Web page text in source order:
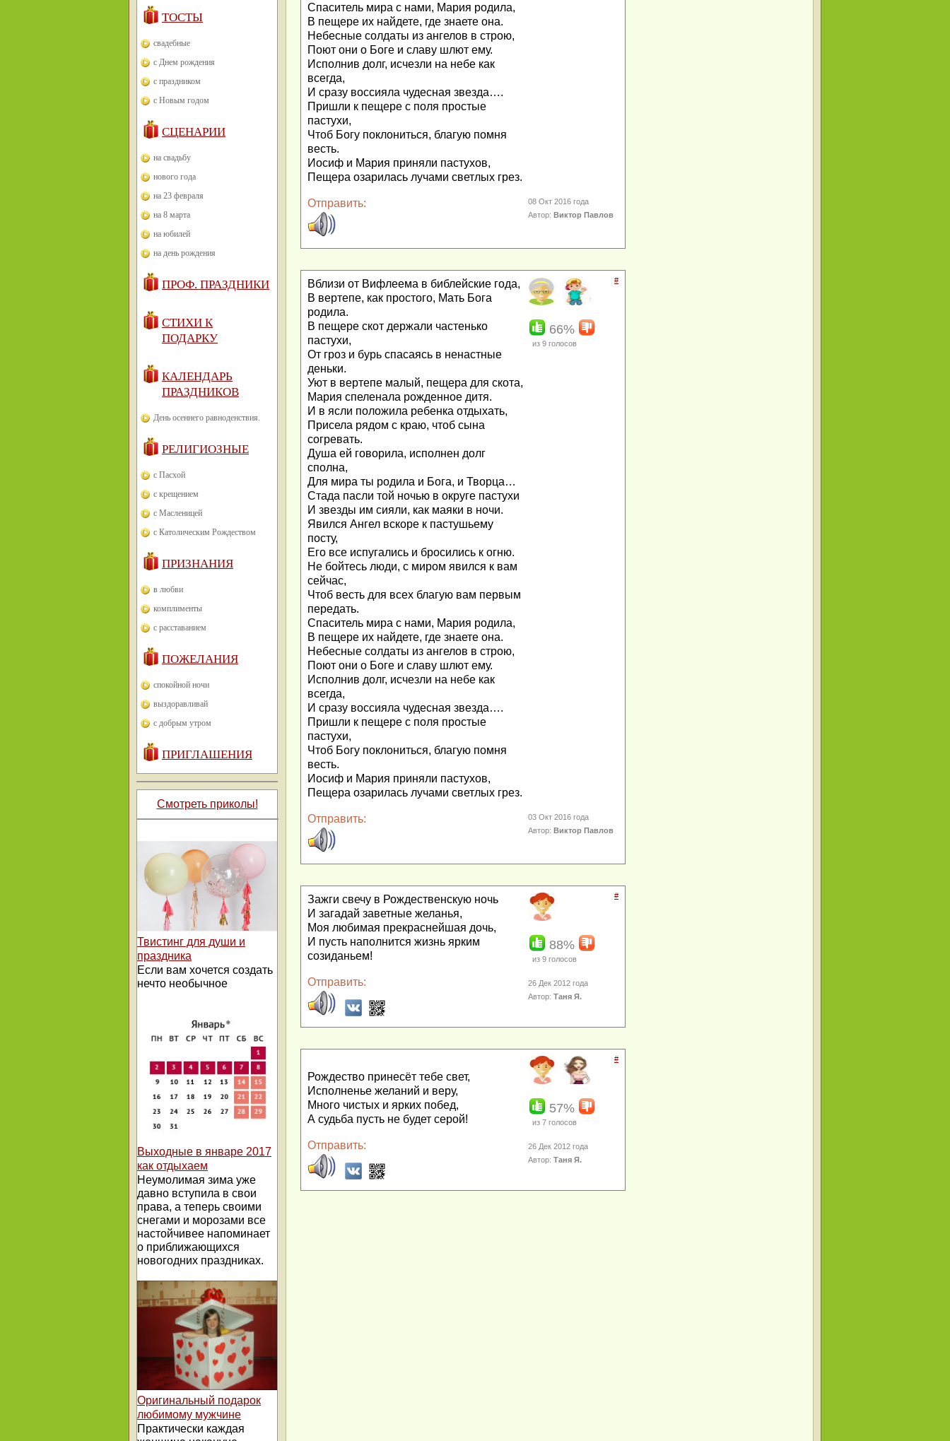
ТОСТЫ
свадебные
с Днем рождения
с праздником
с Новым годом
СЦЕНАРИИ
на свадьбу
нового года
на 23 февраля
на 8 марта
на юбилей
на день рождения
ПРОФ. ПРАЗДНИКИ
СТИХИ К
ПОДАРКУ
КАЛЕНДАРЬ
ПРАЗДНИКОВ
День осеннего равноденствия.
РЕЛИГИОЗНЫЕ
с Пасхой
с крещением
с Масленицей
с Католическим Рождеством
ПРИЗНАНИЯ
в любви
комплименты
с расставанием
ПОЖЕЛАНИЯ
спокойной ночи
выздоравливай
с добрым утром
ПРИГЛАШЕНИЯ
Смотреть приколы!
Твистинг для души и
праздника
Если вам хочется создать
нечто необычное
Выходные в январе 2017
как отдыхаем
Неумолимая зима уже
давно вступила в свои
права, а теперь своими
снегами и морозами все
настойчивее напоминает
о приближающихся
новогодних праздниках.
Оригинальный подарок
любимому мужчине
Практически каждая
Спаситель мира с нами, Мария родила,
В пещере их найдете, где знаете она.
Небесные солдаты из ангелов в строю,
Поют они о Боге и славу шлют ему.
Исполнив долг, исчезли на небе как
всегда,
И сразу воссияла чудесная звезда….
Пришли к пещере с поля простые
пастухи,
Чтоб Богу поклониться, благую помня
весть.
Иосиф и Мария приняли пастухов,
Пещера озарилась лучами светлых грез.
Отправить:
08 Окт 2016 года
Автор:Виктор Павлов
Вблизи от Вифлеема в библейские года,
В вертепе, как простого, Мать Бога
родила.
В пещере скот держали частенько
пастухи,
От гроз и бурь спасаясь в ненастные
деньки.
Уют в вертепе малый, пещера для скота,
Мария спеленала рожденное дитя.
И в ясли положила ребенка отдыхать,
Присела рядом с краю, чтоб сына
согревать.
Душа ей говорила, исполнен долг
сполна,
Для мира ты родила и Бога, и Творца…
Стада пасли той ночью в округе пастухи
И звезды им сияли, как маяки в ночи.
Явился Ангел вскоре к пастушьему
посту,
Его все испугались и бросились к огню.
Не бойтесь люди, с миром явился к вам
сейчас,
Чтоб весть для всех благую вам первым
передать.
Спаситель мира с нами, Мария родила,
В пещере их найдете, где знаете она.
Небесные солдаты из ангелов в строю,
Поют они о Боге и славу шлют ему.
Исполнив долг, исчезли на небе как
всегда,
И сразу воссияла чудесная звезда….
Пришли к пещере с поля простые
пастухи,
Чтоб Богу поклониться, благую помня
весть.
Иосиф и Мария приняли пастухов,
Пещера озарилась лучами светлых грез.
#
66%
из 9 голосов
Отправить:
03 Окт 2016 года
Автор:Виктор Павлов
Зажги свечу в Рождественскую ночь
И загадай заветные желанья,
Моя любимая прекраснейшая дочь,
И пусть наполнится жизнь ярким
созиданьем!
#
88%
из 9 голосов
Отправить:
26 Дек 2012 года
Автор:Таня Я.
Рождество принесёт тебе свет,
Исполненье желаний и веру,
Много чистых и ярких побед,
А судьба пусть не будет серой!
#
57%
из 7 голосов
Отправить:
26 Дек 2012 года
Автор:Таня Я.